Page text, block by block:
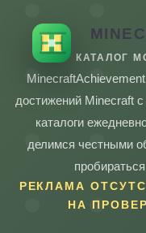
КАТАЛОГ
достижений Minecraft
каталоги
делимся честными
РЕКЛАМА
НА